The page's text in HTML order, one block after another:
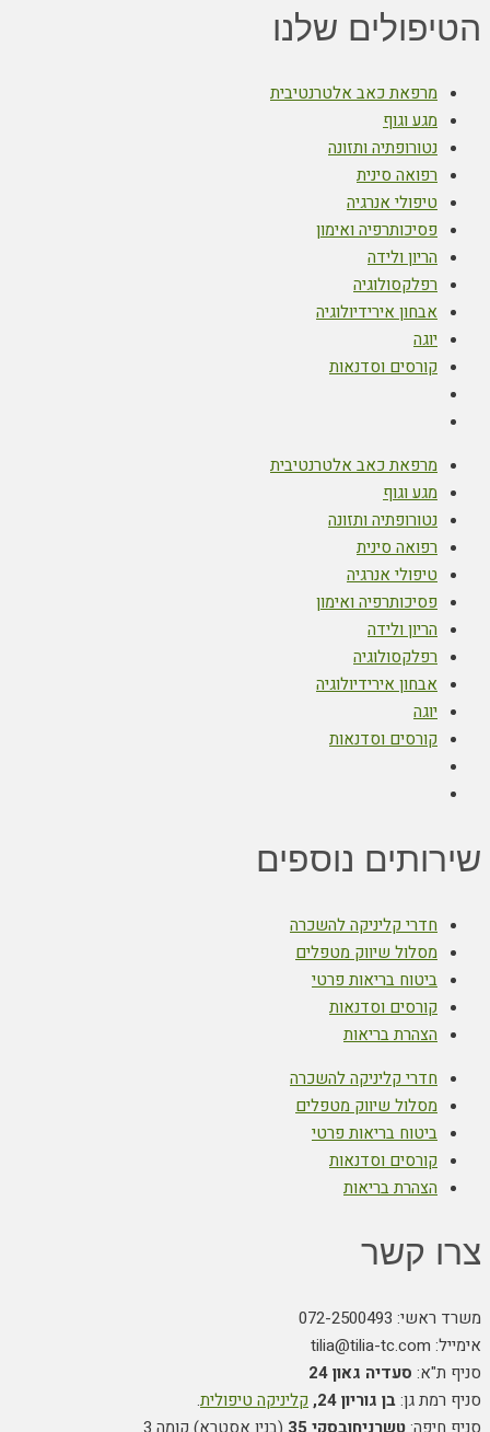
הטיפולים שלנו
מרפאת כאב אלטרנטיבית
מגע וגוף
נטורופתיה ותזונה
רפואה סינית
טיפולי אנרגיה
פסיכותרפיה ואימון
הריון ולידה
רפלקסולוגיה
אבחון אירידיולוגיה
יוגה
קורסים וסדנאות
מרפאת כאב אלטרנטיבית
מגע וגוף
נטורופתיה ותזונה
רפואה סינית
טיפולי אנרגיה
פסיכותרפיה ואימון
הריון ולידה
רפלקסולוגיה
אבחון אירידיולוגיה
יוגה
קורסים וסדנאות
שירותים נוספים
חדרי קליניקה להשכרה
מסלול שיווק מטפלים
ביטוח בריאות פרטי
קורסים וסדנאות
הצהרת בריאות
חדרי קליניקה להשכרה
מסלול שיווק מטפלים
ביטוח בריאות פרטי
קורסים וסדנאות
הצהרת בריאות
צרו קשר
משרד ראשי: 072-2500493
אימייל: tilia@tilia-tc.com
סניף ת"א: סעדיה גאון 24
סניף רמת גן:בן גוריון 24, קליניקה טיפולית.